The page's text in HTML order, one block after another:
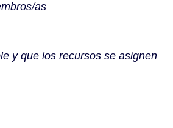
as
y que los recursos se asignen